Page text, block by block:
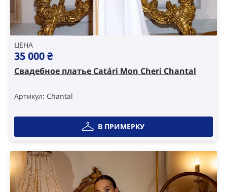
ЦЕНА
35 000₴
Свадебное платье Catári Mon Cheri Chantal
Артикул: Chantal
В ПРИМЕРКУ